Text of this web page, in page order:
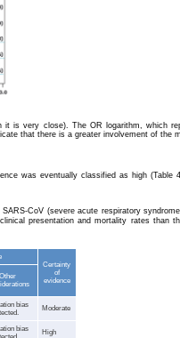
is very close). The OR logarithm, which
that there is a greater involvement of the
was eventually classified as high (Table
CoV (severe acute respiratory
presentation and mortality rates than
Certainty
of
evidence
Other
bias
Moderate
bias
High